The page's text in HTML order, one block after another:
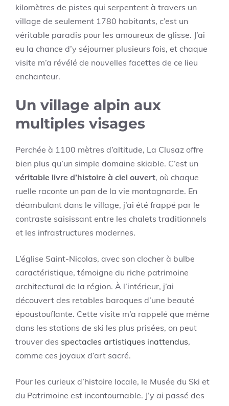
kilomètres de pistes qui serpentent à travers un
village de seulement 1780 habitants, c’est un
véritable paradis pour les amoureux de glisse. J’ai
eu la chance d’y séjourner plusieurs fois, et chaque
visite m’a révélé de nouvelles facettes de ce lieu
enchanteur.
Un village alpin aux
multiples visages
Perchée à 1100 mètres d’altitude, La Clusaz offre
bien plus qu’un simple domaine skiable. C’est un
véritable livre d’histoire à ciel ouvert, où chaque
ruelle raconte un pan de la vie montagnarde. En
déambulant dans le village, j’ai été frappé par le
contraste saisissant entre les chalets traditionnels
et les infrastructures modernes.
L’église Saint-Nicolas, avec son clocher à bulbe
caractéristique, témoigne du riche patrimoine
architectural de la région. À l’intérieur, j’ai
découvert des retables baroques d’une beauté
époustouflante. Cette visite m’a rappelé que même
dans les stations de ski les plus prisées, on peut
trouver des spectacles artistiques inattendus,
comme ces joyaux d’art sacré.
Pour les curieux d’histoire locale, le Musée du Ski et
du Patrimoine est incontournable. J’y ai passé des